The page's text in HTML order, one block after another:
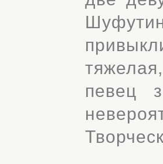
певец